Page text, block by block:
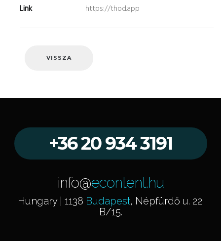
Link
https://thod.app
VISSZA
+36 20 934 3191
info@econtent.hu
Hungary | 1138 Budapest, Népfürdő u. 22.
B/15.